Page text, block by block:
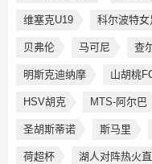
维塞克U19 科尔波特女
贝弗伦 马可尼 查
明斯克迪纳摩 山胡桃
HSV胡克 MTS-阿尔巴
圣胡斯蒂诺 斯马里
荷超杯 湖人对阵热火